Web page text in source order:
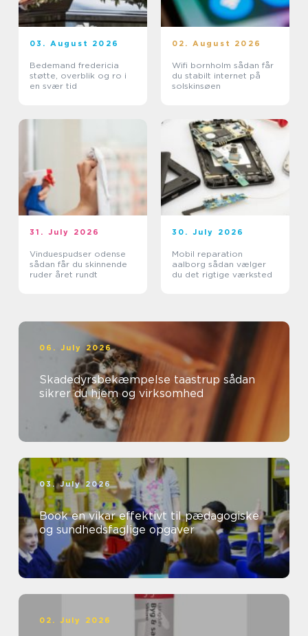
03. August 2026
Bedemand fredericia
støtte, overblik og ro i
en svær tid
02. August 2026
Wifi bornholm sådan får
du stabilt internet på
solskinsøen
31. July 2026
Vinduespudser odense
sådan får du skinnende
ruder året rundt
30. July 2026
Mobil reparation
aalborg sådan vælger
du det rigtige værksted
06. July 2026
Skadedyrsbekæmpelse taastrup sådan
sikrer du hjem og virksomhed
03. July 2026
Book en vikar effektivt til pædagogiske
og sundhedsfaglige opgaver
02. July 2026